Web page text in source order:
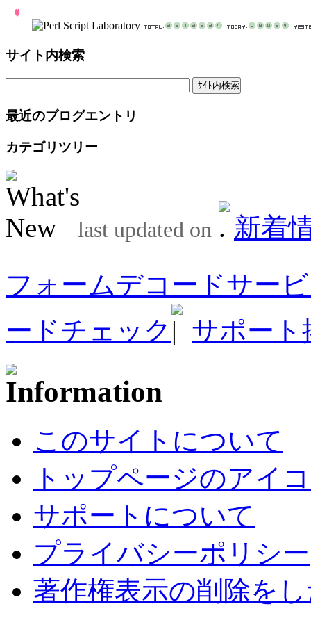
サイト内検索
最近のブログエントリ
カテゴリツリー
last updated on
新着
フォームデコードサー
ードチェック
サポート
このサイトについて
トップページのアイ
サポートについて
プライバシーポリシー
著作権表示の削除を